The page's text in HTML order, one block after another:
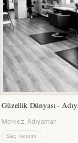
Güzellik Dünyası -
Merkez, Adıyaman
Saç Kesimi